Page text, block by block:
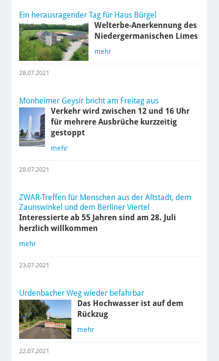
Ein herausragender Tag für Haus Bürgel
Welterbe-Anerkennung des
Niedergermanischen Limes
mehr
28.07.2021
Monheimer Geysir bricht am Freitag aus
Verkehr wird zwischen 12 und 16 Uhr
für mehrere Ausbrüche kurzzeitig
gestoppt
mehr
28.07.2021
ZWAR-Treffen für Menschen aus der Altstadt, dem
Zaunswinkel und dem Berliner Viertel
Interessierte ab 55 Jahren sind am 28. Juli
herzlich willkommen
mehr
23.07.2021
Urdenbacher Weg wieder befahrbar
Das Hochwasser ist auf dem
Rückzug
mehr
22.07.2021